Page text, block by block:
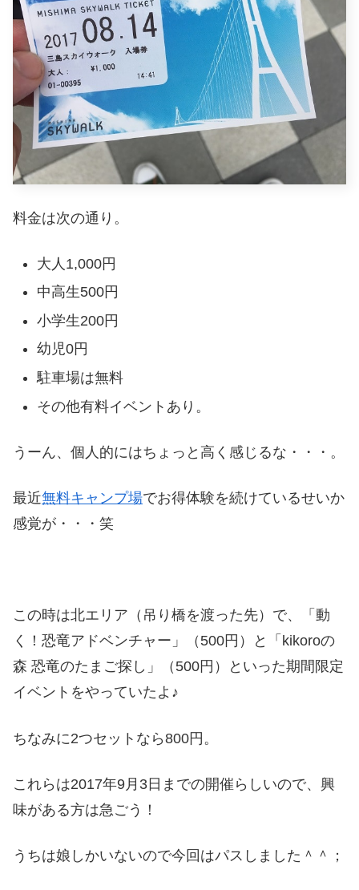
料金は次の通り。
大人1,000円
中高生500円
小学生200円
幼児0円
駐車場は無料
その他有料イベントあり。
うーん、個人的にはちょっと高く感じるな・・・。
最近無料キャンプ場でお得体験を続けているせいか
感覚が・・・笑
この時は北エリア（吊り橋を渡った先）で、「動
く！恐竜アドベンチャー」（500円）と「kikoroの
森 恐竜のたまご探し」（500円）といった期間限定
イベントをやっていたよ♪
ちなみに2つセットなら800円。
これらは2017年9月3日までの開催らしいので、興
味がある方は急ごう！
うちは娘しかいないので今回はパスしました＾＾；